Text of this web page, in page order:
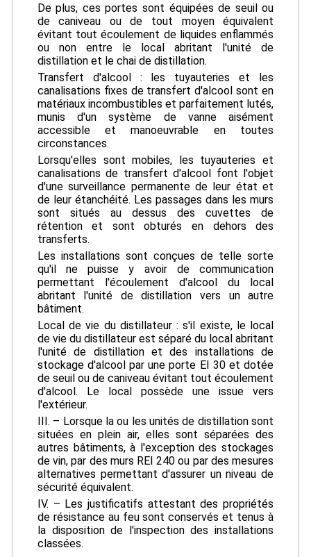
De plus, ces portes sont équipées de seuil ou
de caniveau ou de tout moyen équivalent
évitant tout écoulement de liquides enflammés
ou non entre le local abritant l'unité de
distillation et le chai de distillation.
Transfert d'alcool : les tuyauteries et les
canalisations fixes de transfert d'alcool sont en
matériaux incombustibles et parfaitement lutés,
munis d'un système de vanne aisément
accessible et manoeuvrable en toutes
circonstances.
Lorsqu'elles sont mobiles, les tuyauteries et
canalisations de transfert d'alcool font l'objet
d'une surveillance permanente de leur état et
de leur étanchéité. Les passages dans les murs
sont situés au dessus des cuvettes de
rétention et sont obturés en dehors des
transferts.
Les installations sont conçues de telle sorte
qu'il ne puisse y avoir de communication
permettant l'écoulement d'alcool du local
abritant l'unité de distillation vers un autre
bâtiment.
Local de vie du distillateur : s'il existe, le local
de vie du distillateur est séparé du local abritant
l'unité de distillation et des installations de
stockage d'alcool par une porte EI 30 et dotée
de seuil ou de caniveau évitant tout écoulement
d'alcool. Le local possède une issue vers
l'extérieur.
III. – Lorsque la ou les unités de distillation sont
situées en plein air, elles sont séparées des
autres bâtiments, à l'exception des stockages
de vin, par des murs REI 240 ou par des mesures
alternatives permettant d'assurer un niveau de
sécurité équivalent.
IV. – Les justificatifs attestant des propriétés
de résistance au feu sont conservés et tenus à
la disposition de l'inspection des installations
classées.